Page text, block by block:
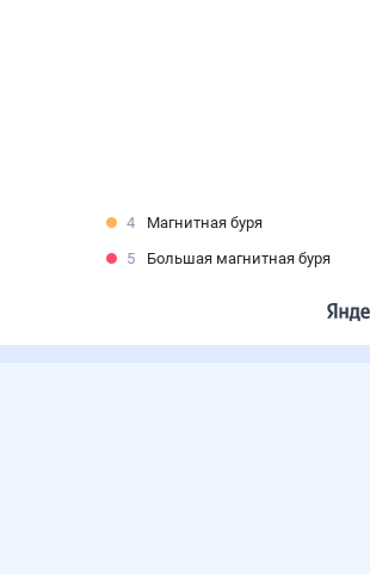
4
Магнитная буря
5
Большая магнитная буря